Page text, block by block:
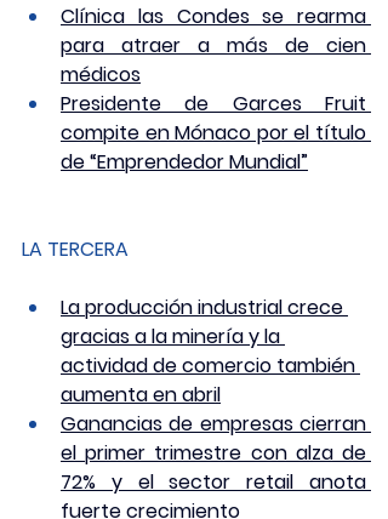
Clínica las Condes se rearma
para atraer a más de cien
médicos
Presidente de Garces Fruit
compite en Mónaco por el título
de “Emprendedor Mundial”
LA TERCERA
La producción industrial crece
gracias a la minería y la
actividad de comercio también
aumenta en abril
Ganancias de empresas cierran
el primer trimestre con alza de
72% y el sector retail anota
fuerte crecimiento